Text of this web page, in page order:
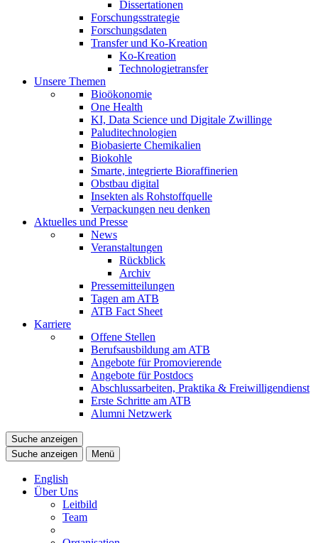
Dissertationen
Forschungsstrategie
Forschungsdaten
Transfer und Ko-Kreation
Ko-Kreation
Technologietransfer
Unsere Themen
Bioökonomie
One Health
KI, Data Science und Digitale Zwillinge
Paluditechnologien
Biobasierte Chemikalien
Biokohle
Smarte, integrierte Bioraffinerien
Obstbau digital
Insekten als Rohstoffquelle
Verpackungen neu denken
Aktuelles und Presse
News
Veranstaltungen
Rückblick
Archiv
Pressemitteilungen
Tagen am ATB
ATB Fact Sheet
Karriere
Offene Stellen
Berufsausbildung am ATB
Angebote für Promovierende
Angebote für Postdocs
Abschlussarbeiten, Praktika & Freiwilligendienst
Erste Schritte am ATB
Alumni Netzwerk
Suche anzeigen
Suche anzeigen
Menü
English
Über Uns
Leitbild
Team